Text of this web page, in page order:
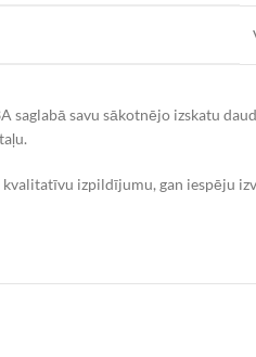
savu sākotnējo izskatu
izpildījumu, gan iespēju